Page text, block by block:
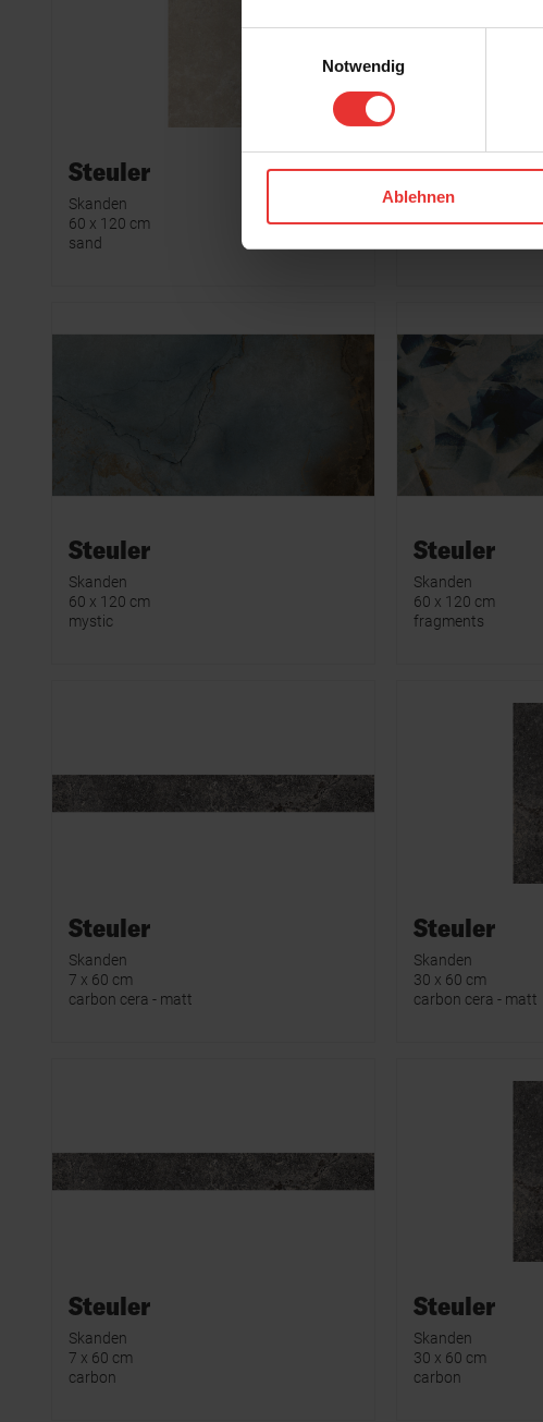
Notwendig
Ablehnen
Steuler
Skanden
60 x 120 cm
sand
Steuler
Skanden
7 x 120 cm
Steuler
Skanden
60 x 120 cm
mystic
Steuler
Skanden
60 x 120 cm
fragments
Steuler
Skanden
7 x 60 cm
carbon cera - matt
Steuler
Skanden
30 x 60 cm
carbon cera - matt
Steuler
Skanden
7 x 60 cm
carbon
Steuler
Skanden
30 x 60 cm
carbon